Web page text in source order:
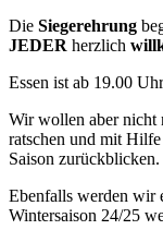
Die Siegerehrung
JEDER herzlich
Essen ist ab 19.00
Wir wollen aber nicht
ratschen und mit
Saison zurückblicken.
Ebenfalls werden
Wintersaison 24/25